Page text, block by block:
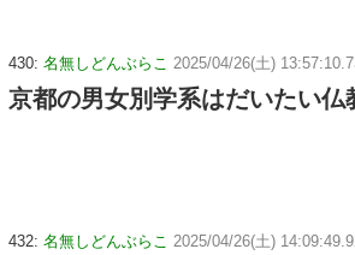
430: 名無しどんぶらこ 2025/04/26(土)
京都の男女別学系はだいたい仏
432: 名無しどんぶらこ 2025/04/26(土)